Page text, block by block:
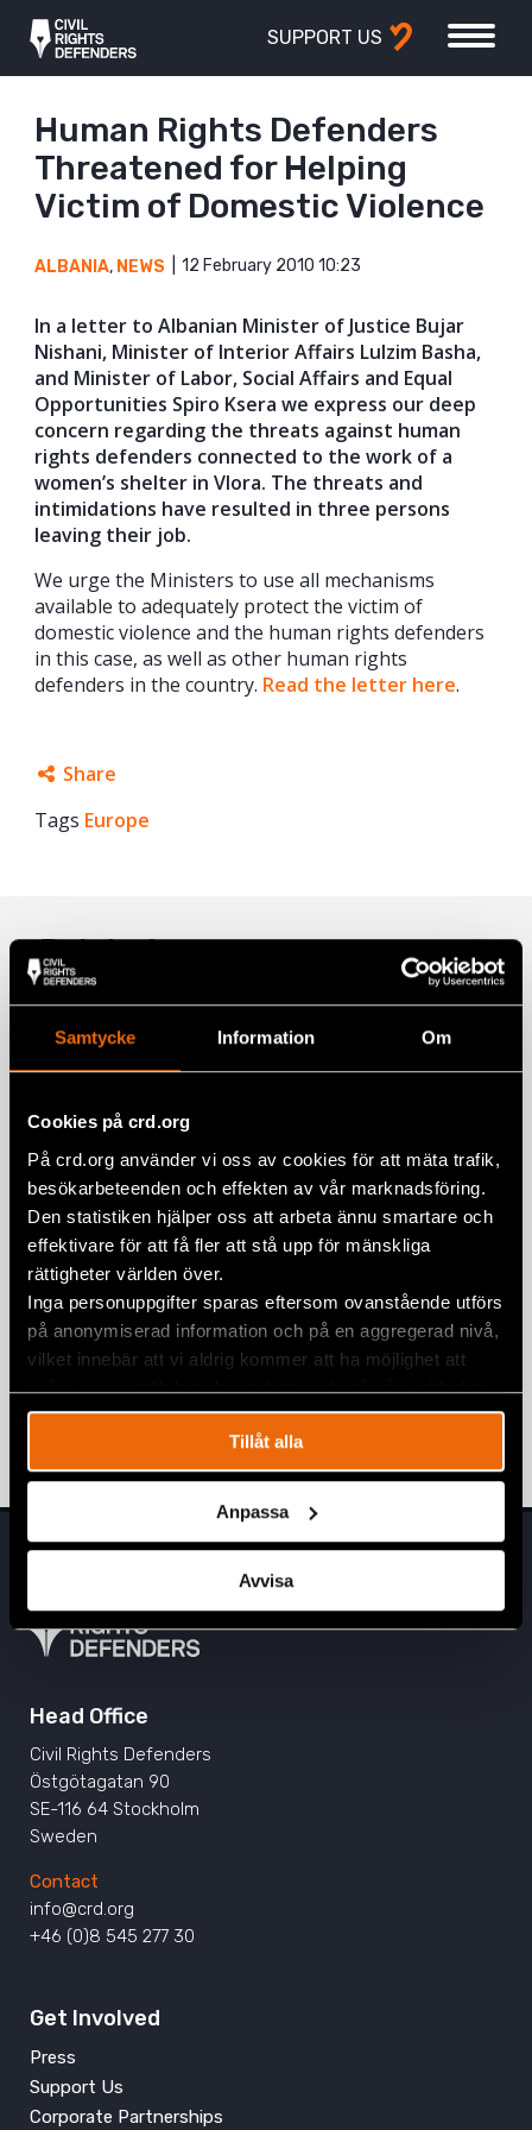
Samtycke Information Om
Cookies på crd.org
På crd.org använder vi oss av cookies för att mäta trafik,
besökarbeteenden och effekten av vår marknadsföring.
Den statistiken hjälper oss att arbeta ännu smartare och
effektivare för att få fler att stå upp för mänskliga
rättigheter världen över.
Inga personuppgifter sparas eftersom ovanstående utförs
på anonymiserad information och på en aggregerad nivå,
vilket innebär att vi aldrig kommer att ha möjlighet att
spåra en specifik besökares beteende på vår webbplats.
Tillåt alla
Anpassa
Avvisa
SUPPORT US
Human Rights Defenders
Threatened for Helping
Victim of Domestic Violence
ALBANIA, NEWS 12 February 2010 10:23
In a letter to Albanian Minister of Justice Bujar
Nishani, Minister of Interior Affairs Lulzim Basha,
and Minister of Labor, Social Affairs and Equal
Opportunities Spiro Ksera we express our deep
concern regarding the threats against human
rights defenders connected to the work of a
women’s shelter in Vlora. The threats and
intimidations have resulted in three persons
leaving their job.
We urge the Ministers to use all mechanisms
available to adequately protect the victim of
domestic violence and the human rights defenders
in this case, as well as other human rights
defenders in the country. Read the letter here.
Share
Facebook
Tags Europe
Related
Civil Rights Defenders Seeks Four
Serbia for Consultancy
ALBANIA SERBIA 27 June 2025
Civil Rights Defenders seek National
Legal Experts on Albania and Serbia
for consultancy
ALBANIA,SERBIA 7 January 2025
Voices of Pride: LGBTI+ activism in
ALBANIA,BOSNIA-HERZEGOVINA,EUROPE,KOSOVO,NEWS
Head Office
Civil Rights Defenders
Östgötagatan 90
SE-116 64 Stockholm
Sweden
Contact
info@crd.org
+46 (0)8 545 277 30
Get Involved
Press
Support Us
Corporate Partnerships